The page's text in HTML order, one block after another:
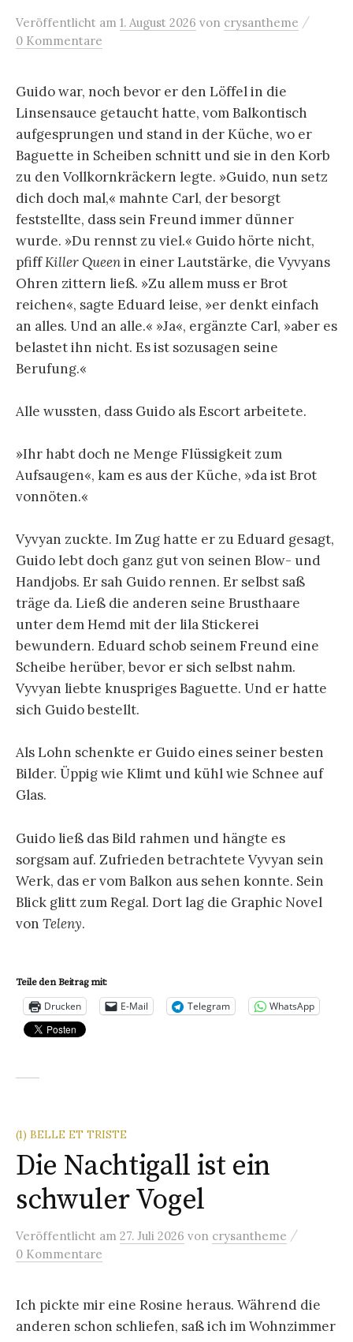
Veröffentlicht am 1. August 2026 von crysantheme /
0 Kommentare
Guido war, noch bevor er den Löffel in die
Linsensauce getaucht hatte, vom Balkontisch
aufgesprungen und stand in der Küche, wo er
Baguette in Scheiben schnitt und sie in den Korb
zu den Vollkornkräckern legte. »Guido, nun setz
dich doch mal,« mahnte Carl, der besorgt
feststellte, dass sein Freund immer dünner
wurde. »Du rennst zu viel.« Guido hörte nicht,
pfiffKiller Queenin einer Lautstärke, die Vyvyans
Ohren zittern ließ. »Zu allem muss er Brot
reichen«, sagte Eduard leise, »er denkt einfach
an alles. Und an alle.« »Ja«, ergänzte Carl, »aber es
belastet ihn nicht. Es ist sozusagen seine
Berufung.«
Alle wussten, dass Guido als Escort arbeitete.
»Ihr habt doch ne Menge Flüssigkeit zum
Aufsaugen«, kam es aus der Küche, »da ist Brot
vonnöten.«
Vyvyan zuckte. Im Zug hatte er zu Eduard gesagt,
Guido lebt doch ganz gut von seinen Blow- und
Handjobs. Er sah Guido rennen. Er selbst saß
träge da. Ließ die anderen seine Brusthaare
unter dem Hemd mit der lila Stickerei
bewundern. Eduard schob seinem Freund eine
Scheibe herüber, bevor er sich selbst nahm.
Vyvyan liebte knuspriges Baguette. Und er hatte
sich Guido bestellt.
Als Lohn schenkte er Guido eines seiner besten
Bilder. Üppig wie Klimt und kühl wie Schnee auf
Glas.
Guido ließ das Bild rahmen und hängte es
sorgsam auf. Zufrieden betrachtete Vyvyan sein
Werk, das er vom Balkon aus sehen konnte. Sein
Blick glitt zum Regal. Dort lag die Graphic Novel
von Teleny.
Teile den Beitrag mit:
Drucken E-Mail Telegram WhatsApp
(1) BELLE ET TRISTE
Die Nachtigall ist ein
schwuler Vogel
Veröffentlicht am 27. Juli 2026 von crysantheme /
0 Kommentare
Ich pickte mir eine Rosine heraus. Während die
anderen schon schliefen, saß ich im Wohnzimmer